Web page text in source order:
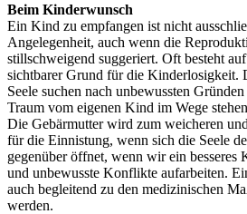
Beim Kinderwunsch
Ein Kind zu empfangen ist nicht
Angelegenheit, auch wenn die
stillschweigend suggeriert. Oft besteht
sichtbarer Grund für die Kinderlosigkeit.
Seele suchen nach unbewussten
Traum vom eigenen Kind im Wege
Die Gebärmutter wird zum weicheren
für die Einnistung, wenn sich die Seele
gegenüber öffnet, wenn wir ein besseres
und unbewusste Konflikte aufarbeiten.
auch begleitend zu den medizinischen
werden.